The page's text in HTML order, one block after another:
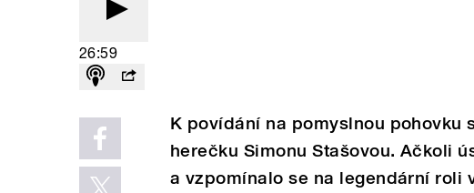
26:59
K povídání na pomyslnou pohovku
herečku Simonu Stašovou. Ačkoli
a vzpomínalo se na legendární roli